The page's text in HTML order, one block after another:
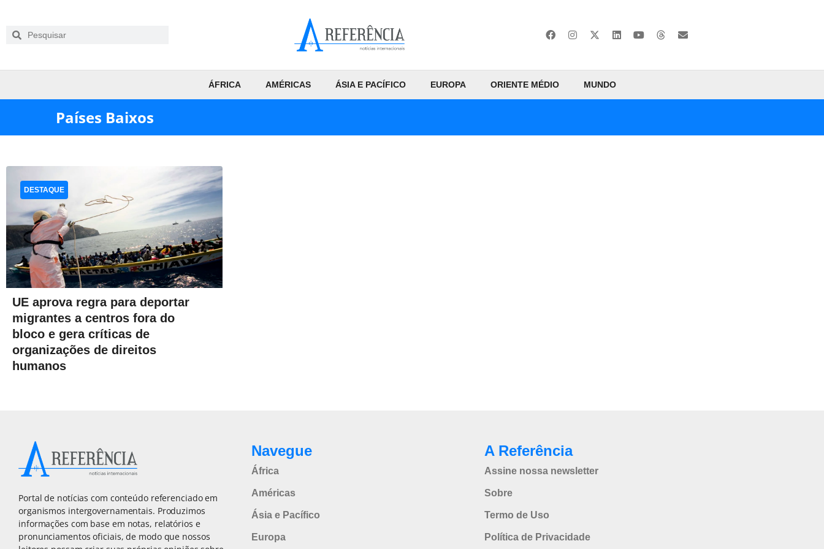
ÁFRICA AMÉRICAS ÁSIA E PACÍFICO EUROPA ORIENTE MÉDIO MUNDO
Países Baixos
UE aprova regra para deportar
migrantes a centros fora do
bloco e gera críticas de
organizações de direitos
humanos
DESTAQUE
Portal de notícias com conteúdo referenciado em
organismos intergovernamentais. Produzimos
informações com base em notas, relatórios e
pronunciamentos oficiais, de modo que nossos
Navegue
África
Américas
Ásia e Pacífico
Europa
A Referência
Assine nossa newsletter
Sobre
Termo de Uso
Política de Privacidade